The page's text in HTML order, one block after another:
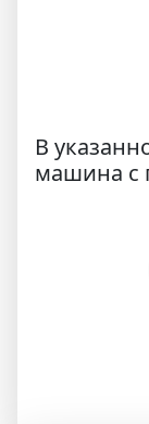
В
машина с